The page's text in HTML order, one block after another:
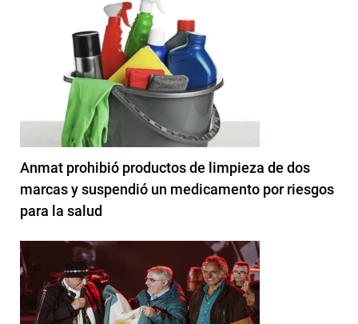
Anmat prohibió productos de limpieza de dos
marcas y suspendió un medicamento por riesgos
para la salud